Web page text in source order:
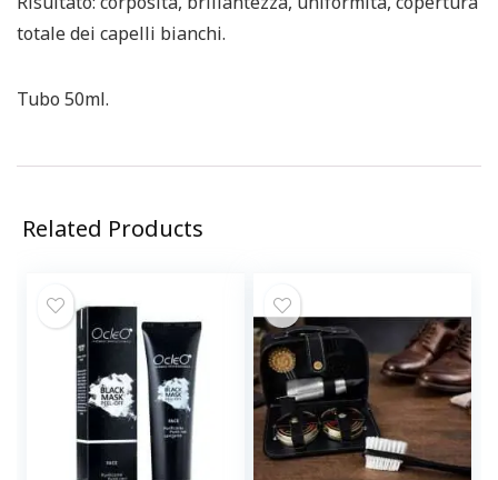
totale dei capelli bianchi.
Tubo 50ml.
Related Products